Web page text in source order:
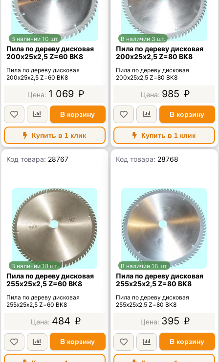
В наличии 10 шт.
Пила по дереву дисковая
200х25х2,5 Z=60 ВК8
Пила по дереву дисковая
200х25х2,5 Z=60 ВК8
1 069 p
В корзину
Купить в 1 клик
В наличии 3 шт.
Пила по дереву дисковая
200х25х2,5 Z=80 ВК8
Пила по дереву дисковая
200х25х2,5 Z=80 ВК8
985 p
В корзину
Купить в 1 клик
Код товара: 28767
В наличии 18 шт.
Пила по дереву дисковая
255х25х2,5 Z=60 ВК8
Пила по дереву дисковая
255х25х2,5 Z=60 ВК8
484 p
В корзину
Код товара: 28768
В наличии 18 шт.
Пила по дереву дисковая
255х25х2,5 Z=80 ВК8
Пила по дереву дисковая
255х25х2,5 Z=80 ВК8
395 p
В корзину